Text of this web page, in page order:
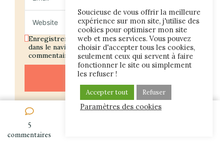
5
commentaires
Enregistrer mon nom, mon e-mail et mon site
dans le navigateur pour mon prochain
commentaire.
Soucieuse de vous offrir la meilleure
expérience sur mon site, j'utilise des
cookies pour optimiser mon site
web et mes services. Vous pouvez
choisir d'accepter tous les cookies,
seulement ceux qui servent à faire
fonctionner le site ou simplement
les refuser !
Accepter tout Refuser
Paramètres des cookies